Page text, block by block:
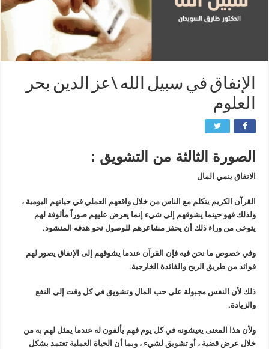
الإنفاق في سبيل الله \عز الدين بحر
العلوم
الصورة الثالثة من التشويق :
الانفاق ينمي المال
القرآن الكريم يتكلم مع الناس من خلال واقعهم العملي في حياتهم اليومية ،
ولذلك فهو حينما يشوقهم إلى شيء إنما يعرض عليهم صوراً مألوفة لهم
يتوخى من وراء ذلك أن يحفز مشاعرهم للوصول نحو هدفه المنشود.
وفي خصوص ما نحن فيه فإن القرآن عندما يشوقهم إلى الإنفاق يصور لهم
فوائد من طريق الربح والفائدة الخارجية.
ذلك لأن النفس مجبولة على حب المال وتشويق في كل وقت إلى النفع
والزيادة.
ولأن هذا المعنى يعيشونه في كل يوم فهم يألفون له عندما يمثل لهم به من
خلال عرض قضية ، أو تشويق لشيء ، وبما أن الحياة العملية تعتمد بشكل